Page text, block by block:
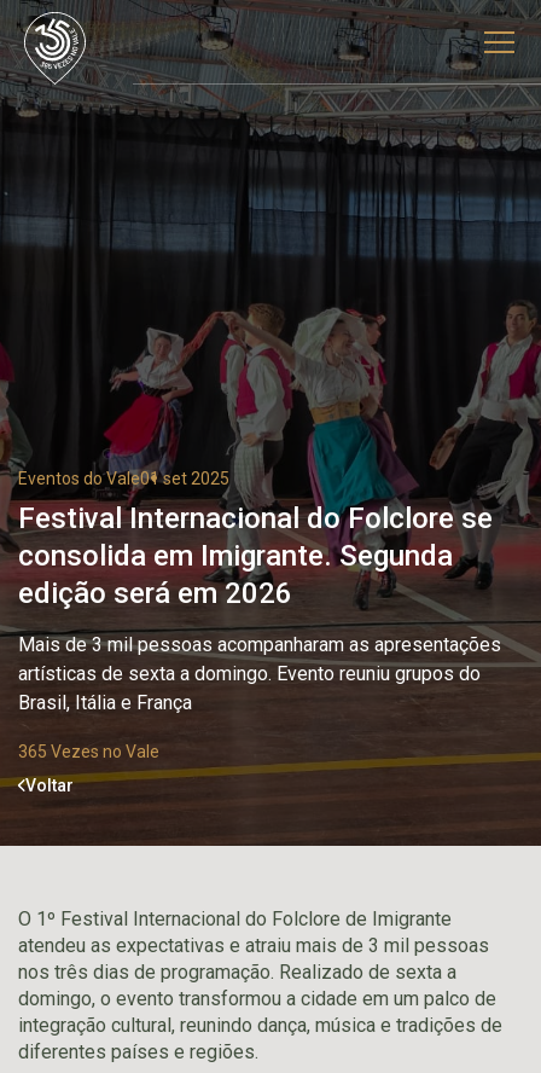
Eventos do Vale01 set 2025
Festival Internacional do Folclore se
consolida em Imigrante. Segunda
edição será em 2026
Mais de 3 mil pessoas acompanharam as apresentações
artísticas de sexta a domingo. Evento reuniu grupos do
Brasil, Itália e França
365 Vezes no Vale
Voltar
O 1º Festival Internacional do Folclore de Imigrante
atendeu as expectativas e atraiu mais de 3 mil pessoas
nos três dias de programação. Realizado de sexta a
domingo, o evento transformou a cidade em um palco de
integração cultural, reunindo dança, música e tradições de
diferentes países e regiões.